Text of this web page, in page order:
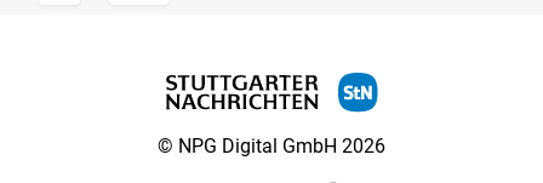
© NPG Digital GmbH 2026